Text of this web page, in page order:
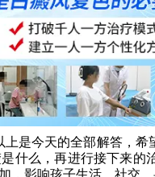
今天的全部解答，希
什么，再进行接下来的